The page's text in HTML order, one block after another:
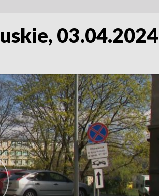
03.04.2024